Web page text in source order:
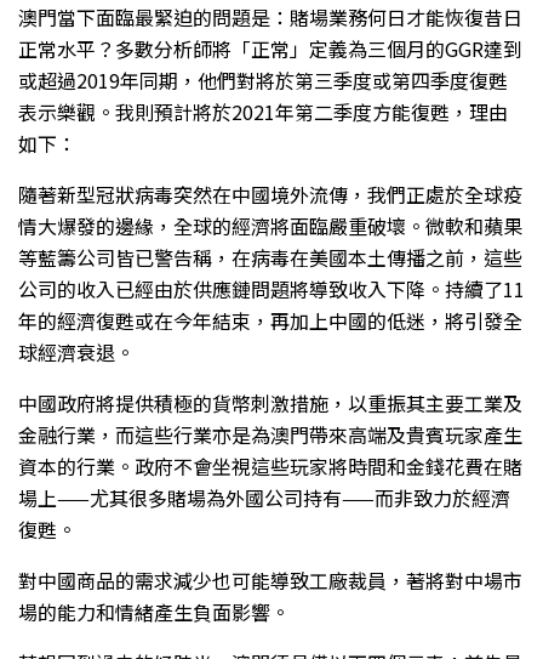
澳門當下面臨最緊迫的問題是：賭場業務何日才能恢復昔日
正常水平？多數分析師將「正常」定義為三個月的GGR達到
或超過2019年同期，他們對將於第三季度或第四季度復甦
表示樂觀。我則預計將於2021年第二季度方能復甦，理由
如下：
隨著新型冠狀病毒突然在中國境外流傳，我們正處於全球疫
情大爆發的邊緣，全球的經濟將面臨嚴重破壞。微軟和蘋果
等藍籌公司皆已警告稱，在病毒在美國本土傳播之前，這些
公司的收入已經由於供應鏈問題將導致收入下降。持續了11
年的經濟復甦或在今年結束，再加上中國的低迷，將引發全
球經濟衰退。
中國政府將提供積極的貨幣刺激措施，以重振其主要工業及
金融行業，而這些行業亦是為澳門帶來高端及貴賓玩家產生
資本的行業。政府不會坐視這些玩家將時間和金錢花費在賭
場上——尤其很多賭場為外國公司持有——而非致力於經濟
復甦。
對中國商品的需求減少也可能導致工廠裁員，著將對中場市
場的能力和情緒產生負面影響。